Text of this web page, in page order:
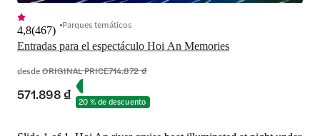
Entradas para el espectáculo Hoi An Memories
4,8(467) Parques temáticos
desdeORIGINAL PRICE714.872 ₫
571.898 ₫ 20 % de descuento